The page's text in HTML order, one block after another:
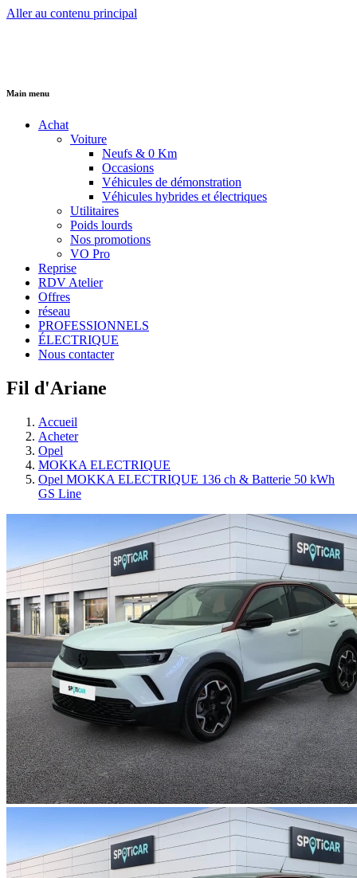
Aller au contenu principal
Main menu
Achat
Voiture
Neufs & 0 Km
Occasions
Véhicules de démonstration
Véhicules hybrides et électriques
Utilitaires
Poids lourds
Nos promotions
VO Pro
Reprise
RDV Atelier
Offres
réseau
PROFESSIONNELS
ÉLECTRIQUE
Nous contacter
Fil d'Ariane
Accueil
Acheter
Opel
MOKKA ELECTRIQUE
Opel MOKKA ELECTRIQUE 136 ch & Batterie 50 kWh
GS Line